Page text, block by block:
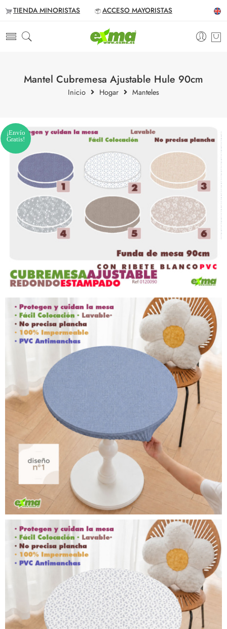
TIENDA MINORISTAS ACCESO MAYORISTAS
Mantel Cubremesa Ajustable Hule 90cm
Inicio Hogar Manteles
¡Envío
Gratis!